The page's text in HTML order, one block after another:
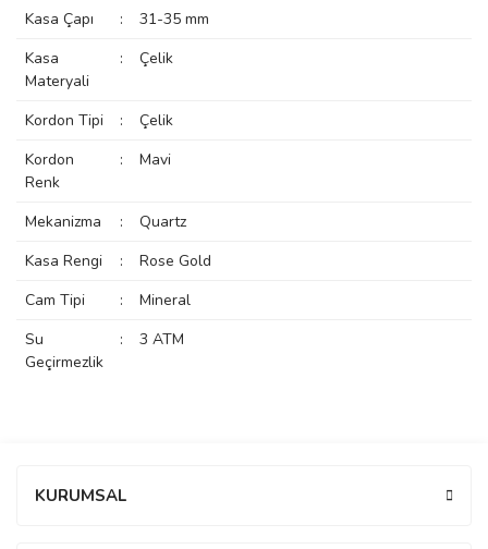
Kasa Çapı :
31-35 mm
Kasa
Materyali
: Çelik
Kordon Tipi :
Çelik
Kordon
Renk
: Mavi
Mekanizma :
Quartz
Kasa Rengi
:
Rose Gold
Cam Tipi
:
Mineral
Su
Geçirmezlik
: 3 ATM
KURUMSAL